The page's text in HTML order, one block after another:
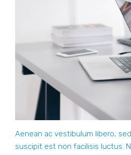
Aenean ac vestibulum libero,
suscipit est non facilisis luctus.